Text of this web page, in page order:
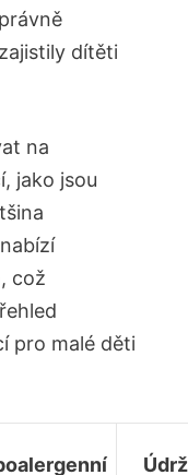
dítěti​
na
jako jsou
což
pro malé děti